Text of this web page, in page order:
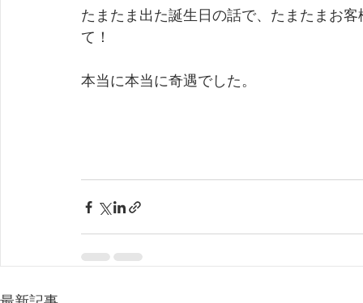
たまたま出た誕生日の話で、たまたまお
て！
本当に本当に奇遇でした。